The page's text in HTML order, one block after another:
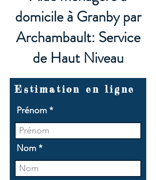
domicile à Granby par
Archambault: Service
de Haut Niveau
Estimation en ligne
Prénom
Nom